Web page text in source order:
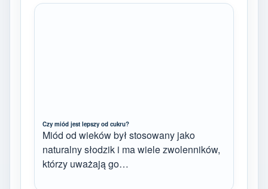
Czy miód jest lepszy od cukru?
Miód od wieków był stosowany jako
naturalny słodzik i ma wiele zwolenników,
którzy uważają go…